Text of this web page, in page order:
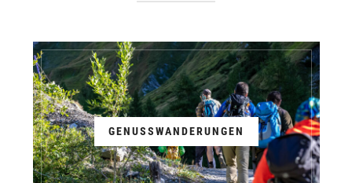
GENUSSWANDERUNGEN